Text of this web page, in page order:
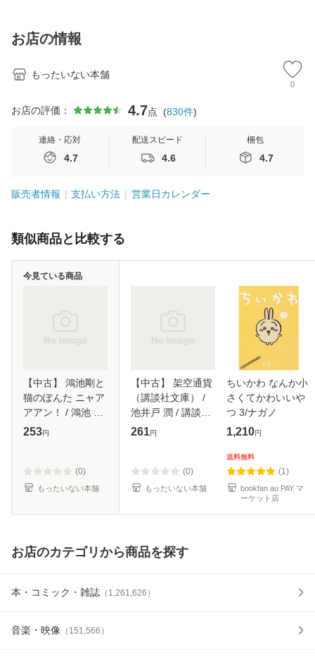
恵 藤本幸三 / 南江
堂 [単行
お店の情報
もったいない本舗
0
お店の評価： 4.7点 (830件)
連絡・応対
4.7
配送スピード
4.6
梱包
4.7
販売者情報 支払い方法 営業日カレンダー
類似商品と比較する
【中古】 鴻池剛と
猫のぽんた ニャア
アアン！ / 鴻池 剛
/ KADOKAWA [単
253円
(0)
もったいない本舗
今見ている商品
【中古】 架空通貨
（講談社文庫） /
池井戸 潤 / 講談社
[文庫]【メール便送
261円
(0)
もったいない本舗
ちいかわ なんか小
さくてかわいいや
つ 3/ナガノ
1,210円
送料無料
(1)
bookfan au PAY マ
ーケット店
お店のカテゴリから商品を探す
本・コミック・雑誌 （ 1,261,626 ）
音楽・映像 （ 151,566 ）